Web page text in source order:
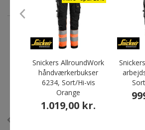
ANDRE HAR OGSÅ
Skarp pris
Snickers AllroundWork
håndværkerbukser
6234, Sort/Hi-vis
Orange
1.019,00 kr.